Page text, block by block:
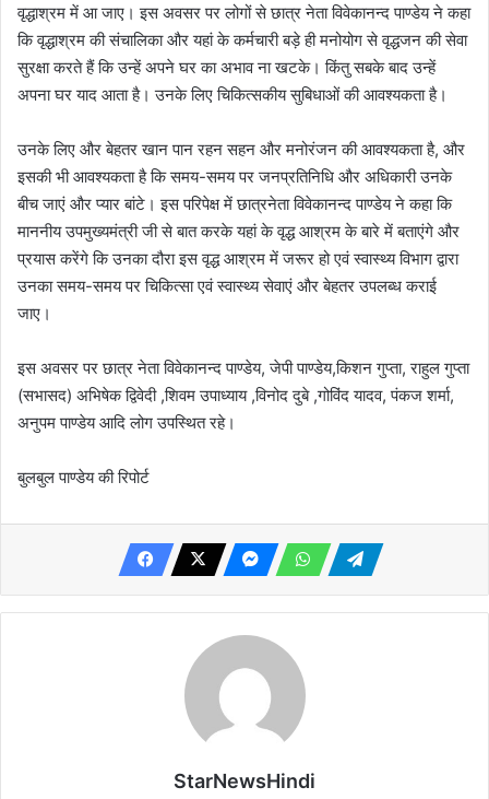
वृद्धाश्रम में आ जाए। इस अवसर पर लोगों से छात्र नेता विवेकानन्द पाण्डेय ने कहा
कि वृद्धाश्रम की संचालिका और यहां के कर्मचारी बड़े ही मनोयोग से वृद्धजन की सेवा
सुरक्षा करते हैं कि उन्हें अपने घर का अभाव ना खटके। किंतु सबके बाद उन्हें
अपना घर याद आता है। उनके लिए चिकित्सकीय सुबिधाओं की आवश्यकता है।
उनके लिए और बेहतर खान पान रहन सहन और मनोरंजन की आवश्यकता है, और
इसकी भी आवश्यकता है कि समय-समय पर जनप्रतिनिधि और अधिकारी उनके
बीच जाएं और प्यार बांटे। इस परिपेक्ष में छात्रनेता विवेकानन्द पाण्डेय ने कहा कि
माननीय उपमुख्यमंत्री जी से बात करके यहां के वृद्ध आश्रम के बारे में बताएंगे और
प्रयास करेंगे कि उनका दौरा इस वृद्ध आश्रम में जरूर हो एवं स्वास्थ्य विभाग द्वारा
उनका समय-समय पर चिकित्सा एवं स्वास्थ्य सेवाएं और बेहतर उपलब्ध कराई
जाए।
इस अवसर पर छात्र नेता विवेकानन्द पाण्डेय, जेपी पाण्डेय,किशन गुप्ता, राहुल गुप्ता
(सभासद) अभिषेक द्विवेदी ,शिवम उपाध्याय ,विनोद दुबे ,गोविंद यादव, पंकज शर्मा,
अनुपम पाण्डेय आदि लोग उपस्थित रहे।
बुलबुल पाण्डेय की रिपोर्ट
StarNewsHindi